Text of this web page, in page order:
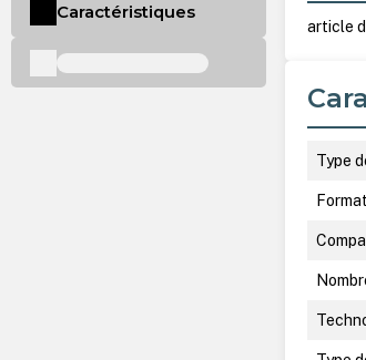
article
Type
Format
Caractéristiques